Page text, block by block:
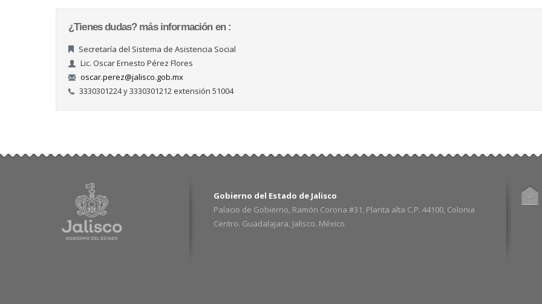
¿Tienes dudas? más información en :
Secretaría del Sistema de Asistencia Social
Lic. Oscar Ernesto Pérez Flores
oscar.perez@jalisco.gob.mx
3330301224 y 3330301212 extensión 51004
Gobierno del Estado de Jalisco
Palacio de Gobierno, Ramón Corona #31, Planta alta C.P. 44100, Colonia
Centro. Guadalajara, Jalisco. México.